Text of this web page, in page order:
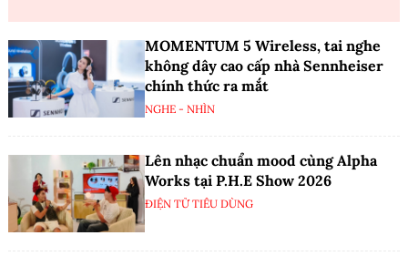
MOMENTUM 5 Wireless, tai nghe
không dây cao cấp nhà Sennheiser
chính thức ra mắt
NGHE - NHÌN
Lên nhạc chuẩn mood cùng Alpha
Works tại P.H.E Show 2026
ĐIỆN TỬ TIÊU DÙNG